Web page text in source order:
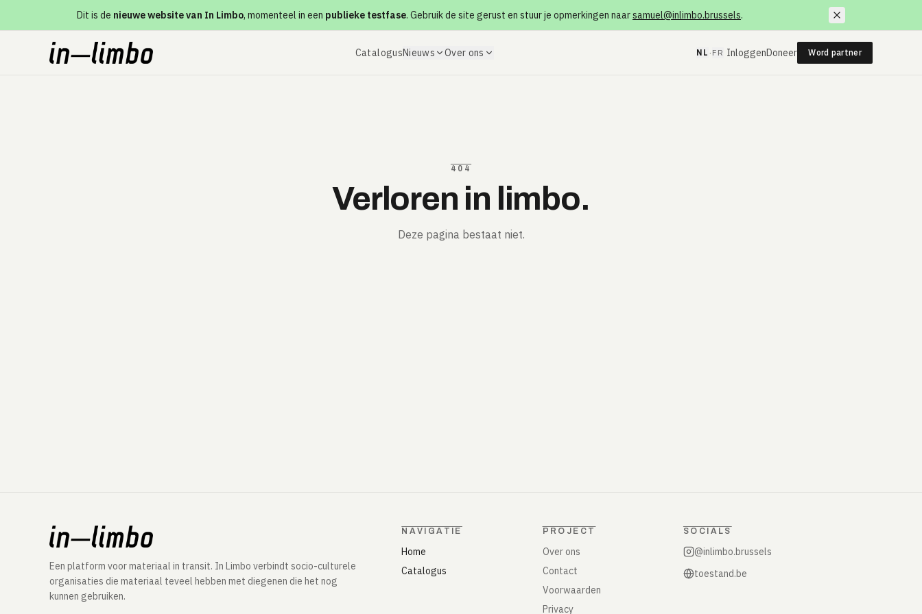
Dit is de nieuwe website van In Limbo, momenteel in een publieke testfase. Gebruik de site gerust en stuur je opmerkingen naarsamuel@inlimbo.brussels.
CatalogusNieuws Over ons NL · FR InloggenDoneer Word partner
404
Verloren in limbo.
Deze pagina bestaat niet.
Een platform voor materiaal in transit. In Limbo verbindt socio-culturele
organisaties die materiaal teveel hebben met diegenen die het nog
kunnen gebruiken.
NAVIGATIE
Home
Catalogus
PROJECT
Over ons
Contact
Voorwaarden
Privacy
SOCIALS
@inlimbo.brussels
toestand.be